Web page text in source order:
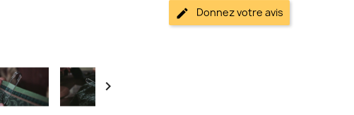

Donnez votre avis